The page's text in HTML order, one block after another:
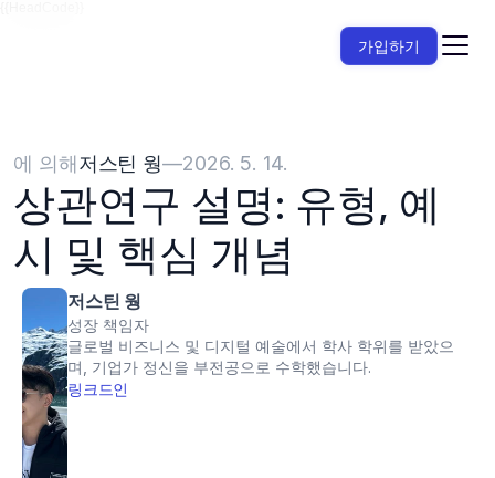
가입하기
에 의해저스틴 웡—2026. 5. 14.
상관연구 설명: 유형, 예
시 및 핵심 개념
저스틴 웡
성장 책임자
글로벌 비즈니스 및 디지털 예술에서 학사 학위를 받았으
며, 기업가 정신을 부전공으로 수학했습니다.
링크드인